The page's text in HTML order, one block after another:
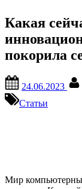
Какая
покорила
on
24.06.2023
Статьи
Мир